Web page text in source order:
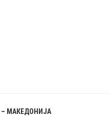
– МАКЕДОНИЈА